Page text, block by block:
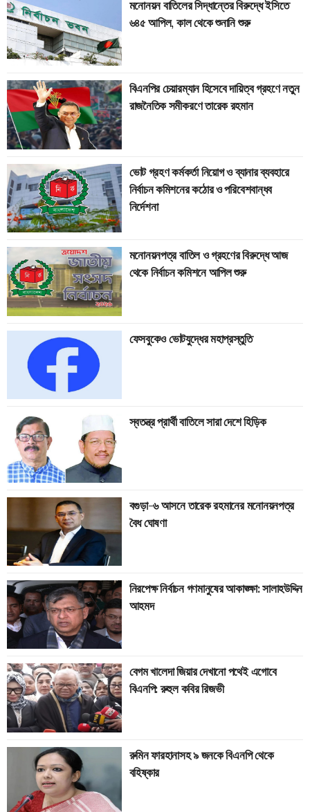
মনোনয়ন বাতিলের সিদ্ধান্তের বিরুদ্ধে ইসিতে
৬৪৫ আপিল, কাল থেকে শুনানি শুরু
বিএনপির চেয়ারম্যান হিসেবে দায়িত্ব গ্রহণে নতুন
রাজনৈতিক সমীকরণে তারেক রহমান
ভোট গ্রহণ কর্মকর্তা নিয়োগ ও ব্যানার ব্যবহারে
নির্বাচন কমিশনের কঠোর ও পরিবেশবান্ধব
নির্দেশনা
মনোনয়নপত্র বাতিল ও গ্রহণের বিরুদ্ধে আজ
থেকে নির্বাচন কমিশনে আপিল শুরু
ফেসবুকেও ভোটযুদ্ধের মহাপ্রস্তুতি
স্বতন্ত্র প্রার্থী বাতিলে সারা দেশে হিড়িক
বগুড়া-৬ আসনে তারেক রহমানের মনোনয়নপত্র
বৈধ ঘোষণা
নিরপেক্ষ নির্বাচন গণমানুষের আকাঙ্ক্ষা: সালাহউদ্দিন
আহমদ
বেগম খালেদা জিয়ার দেখানো পথেই এগোবে
বিএনপি: রুহুল কবির রিজভী
রুমিন ফারহানাসহ ৯ জনকে বিএনপি থেকে
বহিষ্কার